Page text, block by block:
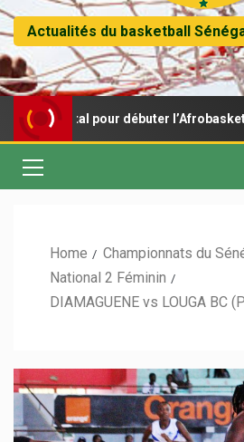
Actualités du basketball
récital pour débuter l’Afrobasket U18
Home
Championnats du
National 2 Féminin
DIAMAGUENE vs LOUGA BC